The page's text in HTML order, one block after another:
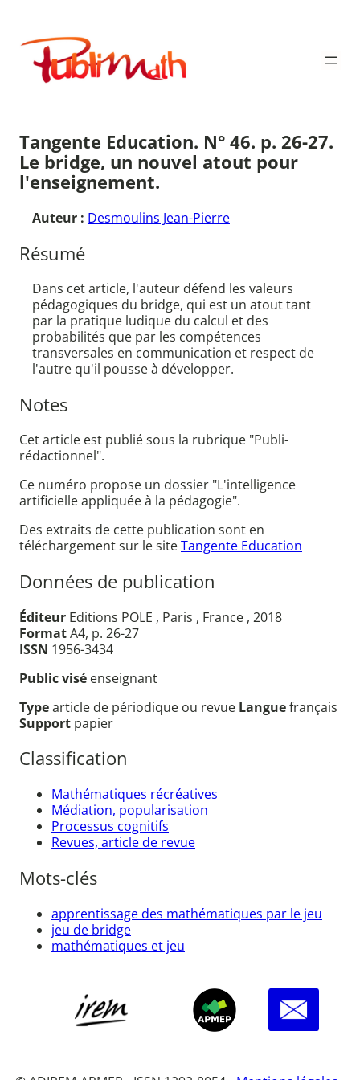
contenu
Publimath
Tangente Education. N° 46. p. 26-27.
Le bridge, un nouvel atout pour
l'enseignement.
Auteur : Desmoulins Jean-Pierre
Résumé
Dans cet article, l'auteur défend les valeurs
pédagogiques du bridge, qui est un atout tant
par la pratique ludique du calcul et des
probabilités que par les compétences
transversales en communication et respect de
l'autre qu'il pousse à développer.
Notes
Cet article est publié sous la rubrique "Publi-
rédactionnel".
Ce numéro propose un dossier "L'intelligence
artificielle appliquée à la pédagogie".
Des extraits de cette publication sont en
téléchargement sur le siteTangente Education
Données de publication
Éditeur Editions POLE , Paris , France , 2018
FormatA4, p. 26-27
ISSN 1956-3434
Public visé enseignant
Typearticle de périodique ou revue Languefrançais
Support papier
Classification
Mathématiques récréatives
Médiation, popularisation
Processus cognitifs
Revues, article de revue
Mots-clés
apprentissage des mathématiques par le jeu
jeu de bridge
mathématiques et jeu